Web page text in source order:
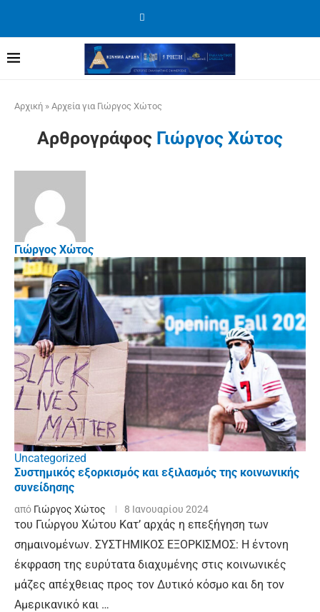
Αρχική » Αρχεία για Γιώργος Χώτος
Αρθρογράφος Γιώργος Χώτος
Γιώργος Χώτος
Uncategorized
Συστημικός εξορκισμός και εξιλασμός της κοινωνικής
συνείδησης
από Γιώργος Χώτος 8 Ιανουαρίου 2024
του Γιώργου Χώτου Κατ’ αρχάς η επεξήγηση των
σημαινομένων. ΣΥΣΤΗΜΙΚΟΣ ΕΞΟΡΚΙΣΜΟΣ: Η έντονη
έκφραση της ευρύτατα διαχυμένης στις κοινωνικές
μάζες απέχθειας προς τον Δυτικό κόσμο και δη τον
Αμερικανικό και …